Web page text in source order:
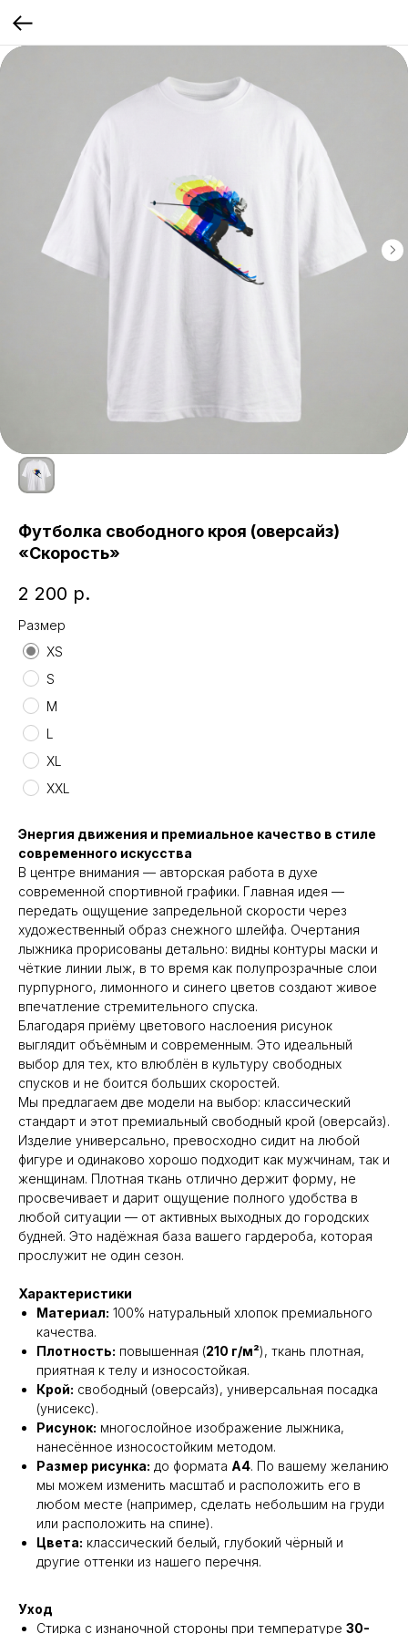
Футболка свободного кроя (оверсайз)
«Скорость»
2 200 р.
Размер
XS
S
M
L
XL
XXL
Энергия движения и премиальное качество в стиле
современного искусства
В центре внимания — авторская работа в духе
современной спортивной графики. Главная идея —
передать ощущение запредельной скорости через
художественный образ снежного шлейфа. Очертания
лыжника прорисованы детально: видны контуры маски и
чёткие линии лыж, в то время как полупрозрачные слои
пурпурного, лимонного и синего цветов создают живое
впечатление стремительного спуска.
Благодаря приёму цветового наслоения рисунок
выглядит объёмным и современным. Это идеальный
выбор для тех, кто влюблён в культуру свободных
спусков и не боится больших скоростей.
Мы предлагаем две модели на выбор: классический
стандарт и этот премиальный свободный крой (оверсайз).
Изделие универсально, превосходно сидит на любой
фигуре и одинаково хорошо подходит как мужчинам, так и
женщинам. Плотная ткань отлично держит форму, не
просвечивает и дарит ощущение полного удобства в
любой ситуации — от активных выходных до городских
будней. Это надёжная база вашего гардероба, которая
прослужит не один сезон.
Характеристики
Материал: 100% натуральный хлопок премиального
качества.
Плотность: повышенная (210 г/м²), ткань плотная,
приятная к телу и износостойкая.
Крой: свободный (оверсайз), универсальная посадка
(унисекс).
Рисунок: многослойное изображение лыжника,
нанесённое износостойким методом.
Размер рисунка: до формата А4. По вашему желанию
мы можем изменить масштаб и расположить его в
любом месте (например, сделать небольшим на груди
или расположить на спине).
Цвета: классический белый, глубокий чёрный и
другие оттенки из нашего перечня.
Уход
Стирка с изнаночной стороны при температуре 30-